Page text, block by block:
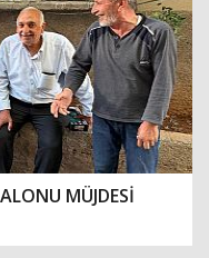
MÜJDESİ